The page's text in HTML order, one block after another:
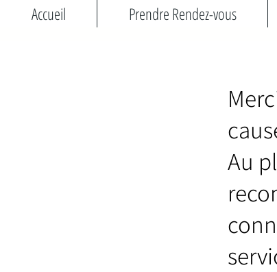
Accueil Prendre Rendez-vous
Au